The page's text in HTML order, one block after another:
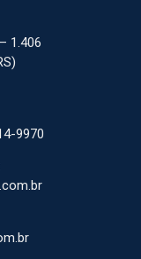
1.406
9970